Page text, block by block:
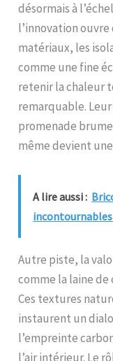
désormais à
l’innovation ouvre
matériaux, les
comme une fine
retenir la chaleur
remarquable.
promenade
même devient
A lire aussi :
Autre piste, la
comme la laine de
Ces textures
instaurent un
l’empreinte
l’air intérieur. Le